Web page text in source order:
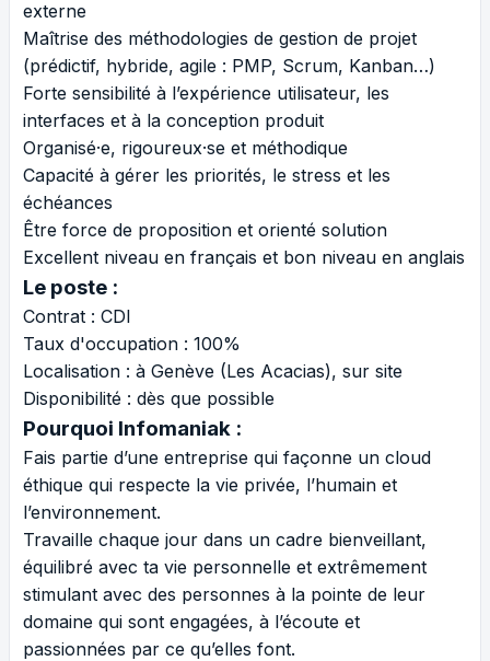
externe
Maîtrise des méthodologies de gestion de projet
(prédictif, hybride, agile : PMP, Scrum, Kanban…)
Forte sensibilité à l’expérience utilisateur, les
interfaces et à la conception produit
Organisé·e, rigoureux·se et méthodique
Capacité à gérer les priorités, le stress et les
échéances
Être force de proposition et orienté solution
Excellent niveau en français et bon niveau en anglais
Le poste :
Contrat : CDI
Taux d'occupation : 100%
Localisation : à Genève (Les Acacias), sur site
Disponibilité : dès que possible
Pourquoi Infomaniak :
Fais partie d’une entreprise qui façonne un cloud
éthique qui respecte la vie privée, l’humain et
l’environnement.
Travaille chaque jour dans un cadre bienveillant,
équilibré avec ta vie personnelle et extrêmement
stimulant avec des personnes à la pointe de leur
domaine qui sont engagées, à l’écoute et
passionnées par ce qu’elles font.